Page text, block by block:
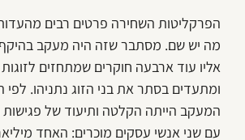
הפרקליטות השחירה פרטים רבים
מה יש שם. מסתבר שזה היה מעקב בהיקף
אליו עוד ארבעה חוקרים שמתחזים לזוגות
ומתעדים בסתר את בני הזוג נתניהו.
המעקב הייתה הקלטה ותיעוד של פגישות
עם שני אנשי עסקים מוכרים: האחד